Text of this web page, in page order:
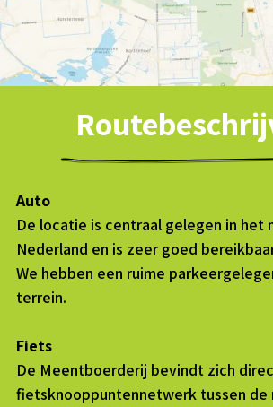
Auto
De locatie is centraal gelegen in het
Nederland en is zeer goed
We hebben een ruime
terrein.
Fiets
De Meentboerderij bevindt zich
fietsknooppuntennetwerk tussen de